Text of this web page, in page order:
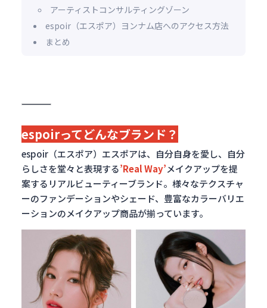
アーティストコンサルティングゾーン
espoir（エスポア）ヨンナム店へのアクセス方法
まとめ
espoirってどんなブランド？
espoir（エスポア）エスポアは、自分自身を愛し、自分
らしさを堂々と表現する’Real Way’メイクアップを提
案するリアルビューティーブランド。様々なテクスチャ
ーのファンデーションやシェード、豊富なカラーバリエ
ーションのメイクアップ商品が揃っています。